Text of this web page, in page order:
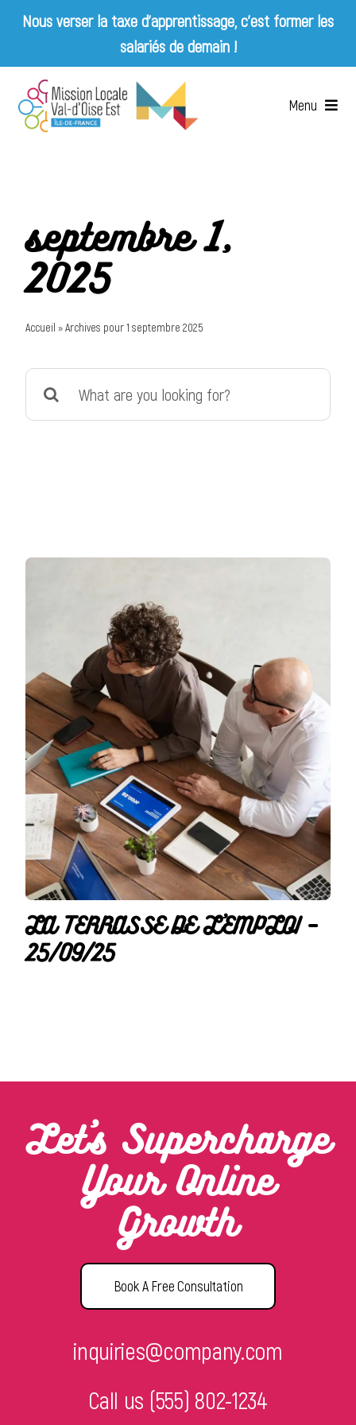
Nous verser la taxe d’apprentissage, c’est former les
salariés de demain !
content
Menu
Services
septembre 1,
2025
Accueil »Archives pour 1 septembre 2025
Search
LA TERRASSE DE L’EMPLOI –
25/09/25
Let’s Supercharge
Your Online
Growth
Book A Free Consultation
inquiries@company.com
Call us (555) 802-1234